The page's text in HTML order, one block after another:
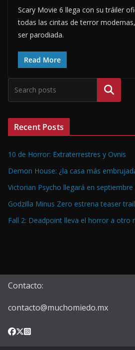
Scary Movie 6 llega con su tráiler
todas las cintas de terror
ser parodiada.
Read More
Buscar
Recent Posts
10 de Horror: Extraterrestres y Ovnis
Demon House: ¿la casa más
Victorian Psycho llegará en
Godzilla Minus Zero estrena teaser
Fall 2: Deadpoint lleva el horror a otro
Contacto:
contacto@muchomiedo.mx